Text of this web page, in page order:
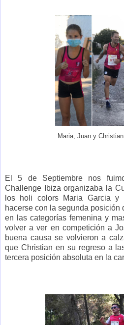
Maria, Juan y
El 5 de Septiembre nos
Challenge Ibiza organizaba la
los holi colors Maria Garcia y
hacerse con la segunda posición
en las categorías femenina y
volver a ver en competición a
buena causa se volvieron a
que Christian en su regreso a
tercera posición absoluta en la